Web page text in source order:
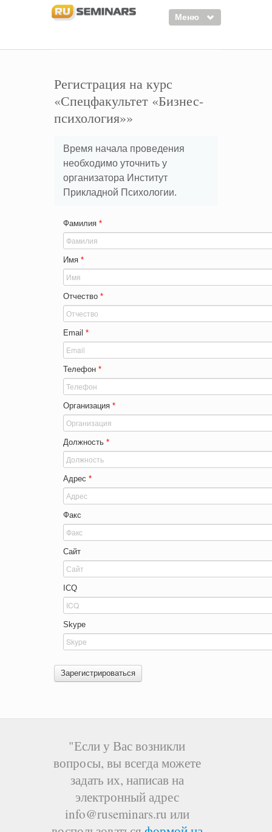
Меню
Курсы
Тренинги
Организаторы
Лектора
Войти
Регистрация
Регистрация на курс
«Спецфакультет «Бизнес-
психология»»
Время начала проведения
необходимо уточнить у
организатора Институт
Прикладной Психологии.
Фамилия *
Имя *
Отчество *
Email *
Телефон *
Организация *
Должность *
Адрес *
Факс
Сайт
ICQ
Skype
Зарегистрироваться
"Если у Вас возникли
вопросы, вы всегда можете
задать их, написав на
электронный адрес
info@ruseminars.ru или